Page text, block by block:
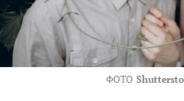
ФОТО